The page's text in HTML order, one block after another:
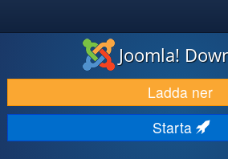
LADDA NER & UTÖKA
UPPTÄCK & LÄR
GEMENSKAP & SUPPORT
Joomla!
Ladda ner
Starta